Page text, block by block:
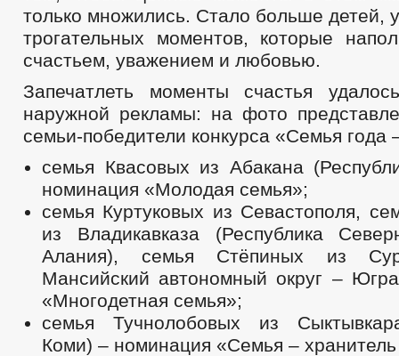
только множились. Стало больше детей,
трогательных моментов, которые
счастьем, уважением и любовью.
Запечатлеть моменты счастья
наружной рекламы: на фото
семьи-победители конкурса «Семья года
семья Квасовых из Абакана
номинация «Молодая семья»;
семья Куртуковых из Севастополя,
из Владикавказа (Республика
Алания), семья Стёпиных из
Мансийский автономный округ –
«Многодетная семья»;
семья Тучнолобовых из
Коми) – номинация «Семья –